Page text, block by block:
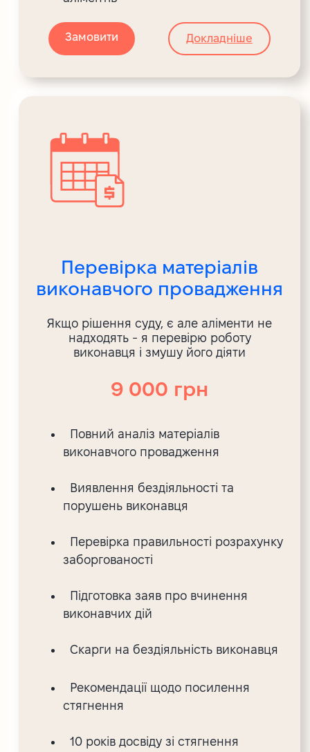
Замовити Докладніше
Перевірка матеріалів
виконавчого провадження
Якщо рішення суду, є але аліменти не
надходять - я перевірю роботу
виконавця і змушу його діяти
9 000 грн
Повний аналіз матеріалів
виконавчого провадження
Виявлення бездіяльності та
порушень виконавця
Перевірка правильності розрахунку
заборгованості
Підготовка заяв про вчинення
виконавчих дій
Скарги на бездіяльність виконавця
Рекомендації щодо посилення
стягнення
10 років досвіду зі стягнення